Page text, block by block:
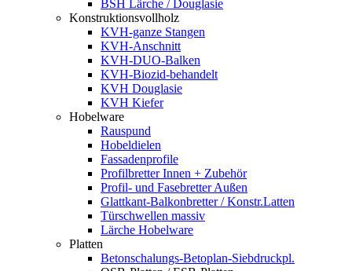
BSH Lärche / Douglasie
Konstruktionsvollholz
KVH-ganze Stangen
KVH-Anschnitt
KVH-DUO-Balken
KVH-Biozid-behandelt
KVH Douglasie
KVH Kiefer
Hobelware
Rauspund
Hobeldielen
Fassadenprofile
Profilbretter Innen + Zubehör
Profil- und Fasebretter Außen
Glattkant-Balkonbretter / Konstr.Latten
Türschwellen massiv
Lärche Hobelware
Platten
Betonschalungs-Betoplan-Siebdruckpl.